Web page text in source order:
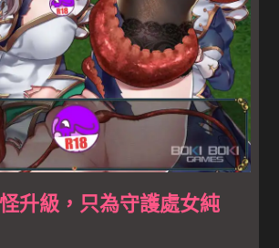
升級，只為守護處女純